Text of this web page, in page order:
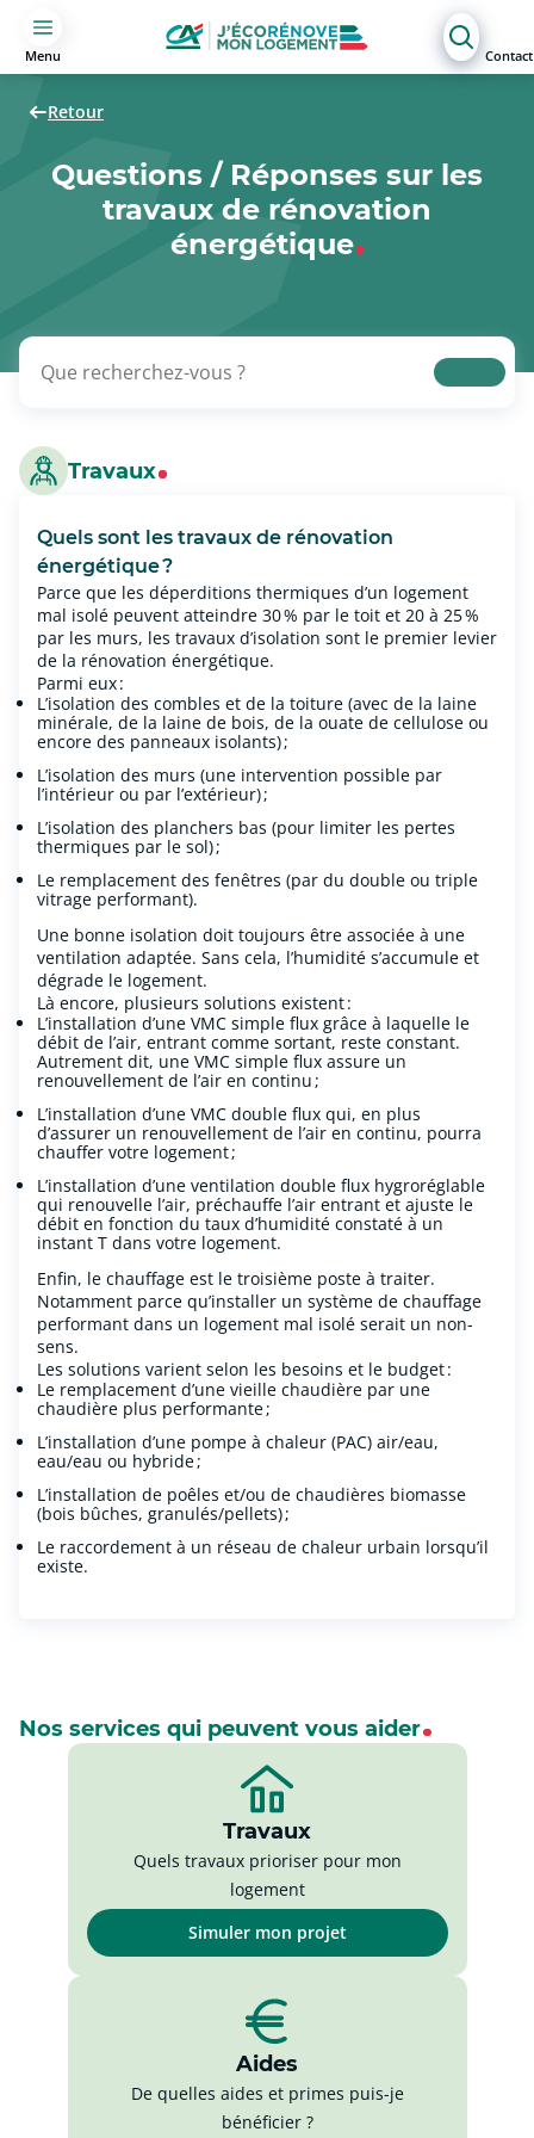
Menu Contact
Retour
Questions / Réponses sur les
travaux de rénovation
énergétique
Travaux
Quels sont les travaux de rénovation
énergétique ?
Parce que les déperditions thermiques d’un logement
mal isolé peuvent atteindre 30 % par le toit et 20 à 25 %
par les murs, les travaux d’isolation sont le premier levier
de la rénovation énergétique.
Parmi eux :
L’isolation des combles et de la toiture (avec de la laine
minérale, de la laine de bois, de la ouate de cellulose ou
encore des panneaux isolants) ;
L’isolation des murs (une intervention possible par
l’intérieur ou par l’extérieur) ;
L’isolation des planchers bas (pour limiter les pertes
thermiques par le sol) ;
Le remplacement des fenêtres (par du double ou triple
vitrage performant).
Une bonne isolation doit toujours être associée à une
ventilation adaptée. Sans cela, l’humidité s’accumule et
dégrade le logement.
Là encore, plusieurs solutions existent :
L’installation d’une VMC simple flux grâce à laquelle le
débit de l’air, entrant comme sortant, reste constant.
Autrement dit, une VMC simple flux assure un
renouvellement de l’air en continu;
L’installation d’une VMC double flux qui, en plus
d’assurer un renouvellement de l’air en continu, pourra
chauffer votre logement;
L’installation d’une ventilation double flux hygroréglable
qui renouvelle l’air, préchauffe l’air entrant et ajuste le
débit en fonction du taux d’humidité constaté à un
instant T dans votre logement.
Enfin, le chauffage est le troisième poste à traiter.
Notamment parce qu’installer un système de chauffage
performant dans un logement mal isolé serait un non-
sens.
Les solutions varient selon les besoins et le budget :
Le remplacement d’une vieille chaudière par une
chaudière plus performante ;
L’installation d’une pompe à chaleur (PAC) air/eau,
eau/eau ou hybride ;
L’installation de poêles et/ou de chaudières biomasse
(bois bûches, granulés/pellets) ;
Le raccordement à un réseau de chaleur urbain lorsqu’il
existe.
Nos services qui peuvent vous aider
Travaux
Quels travaux prioriser pour mon
logement
Simuler mon projet
Aides
De quelles aides et primes puis-je
bénéficier ?